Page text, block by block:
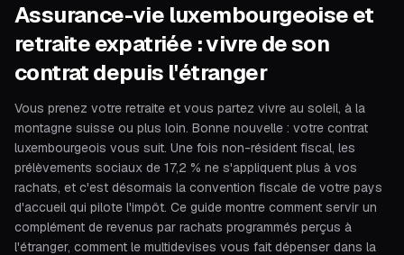
Assurance-vie luxembourgeoise et
retraite expatriée : vivre de son
contrat depuis l'étranger
Vous prenez votre retraite et vous partez vivre au soleil, à la
montagne suisse ou plus loin. Bonne nouvelle : votre contrat
luxembourgeois vous suit. Une fois non-résident fiscal, les
prélèvements sociaux de 17,2 % ne s'appliquent plus à vos
rachats, et c'est désormais la convention fiscale de votre pays
d'accueil qui pilote l'impôt. Ce guide montre comment servir un
complément de revenus par rachats programmés perçus à
l'étranger, comment le multidevises vous fait dépenser dans la